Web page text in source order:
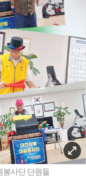
봉사단 단원들